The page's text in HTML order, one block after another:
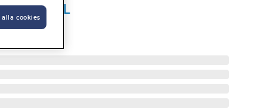
3 L
3 L
alla cookies